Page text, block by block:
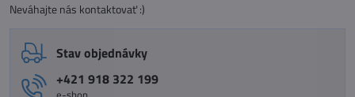
Neváhajte nás kontaktovať :)
Stav objednávky
+421 918 322 199